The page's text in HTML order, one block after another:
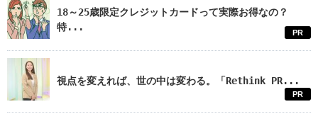
18～25歳限定クレジットカードって実際お得なの？
特...
PR
視点を変えれば、世の中は変わる。「Rethink PR...
PR